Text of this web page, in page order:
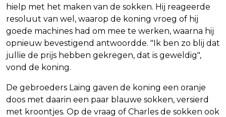
hielp met het maken van de sokken. Hij reageerde
resoluut van wel, waarop de koning vroeg of hij
goede machines had om mee te werken, waarna hij
opnieuw bevestigend antwoordde. "Ik ben zo blij dat
jullie de prijs hebben gekregen, dat is geweldig",
vond de koning.
De gebroeders Laing gaven de koning een oranje
doos met daarin een paar blauwe sokken, versierd
met kroontjes. Op de vraag of Charles de sokken ook